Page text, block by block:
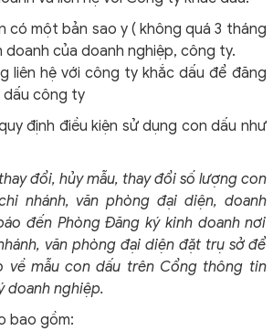
có một bản sao y ( không quá 3 tháng
doanh của doanh nghiệp, công ty.
liên hệ với công ty khắc dấu để đăng
dấu công ty
định điều kiện sử dụng con dấu như
đổi, hủy mẫu, thay đổi số lượng con
nhánh, văn phòng đại diện, doanh
đến Phòng Đăng ký kinh doanh nơi
văn phòng đại diện đặt trụ sở để
về mẫu con dấu trên Cổng thông tin
doanh nghiệp.
bao gồm: